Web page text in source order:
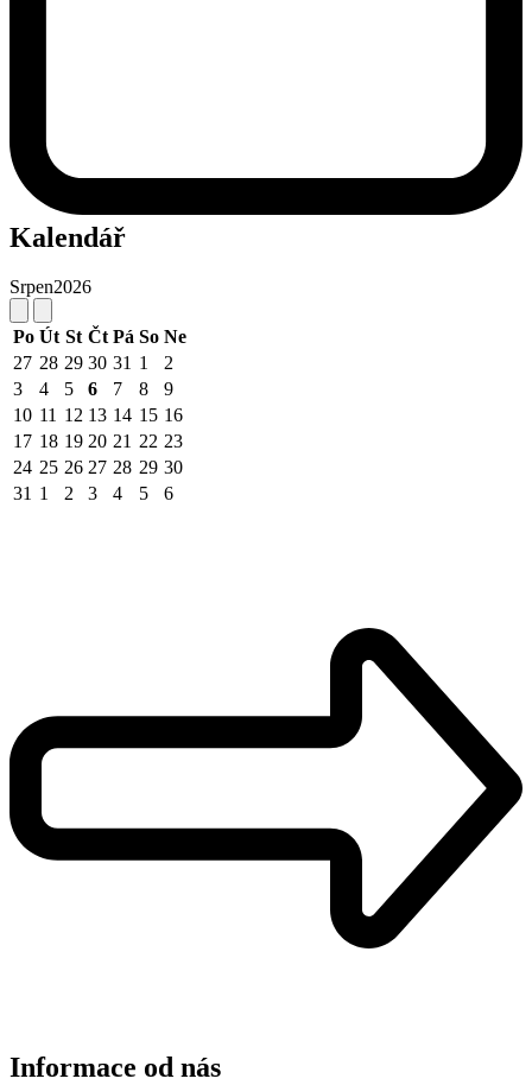
Kalendář
Srpen2026
Po Út St Čt Pá So Ne
27 28 29 30 31 1
2
3
4 5 6 7 8
9
10 11 12 13 14 15 16
17 18 19 20 21 22 23
24 25 26 27 28 29 30
31 1 2 3 4 5 6
Informace od nás